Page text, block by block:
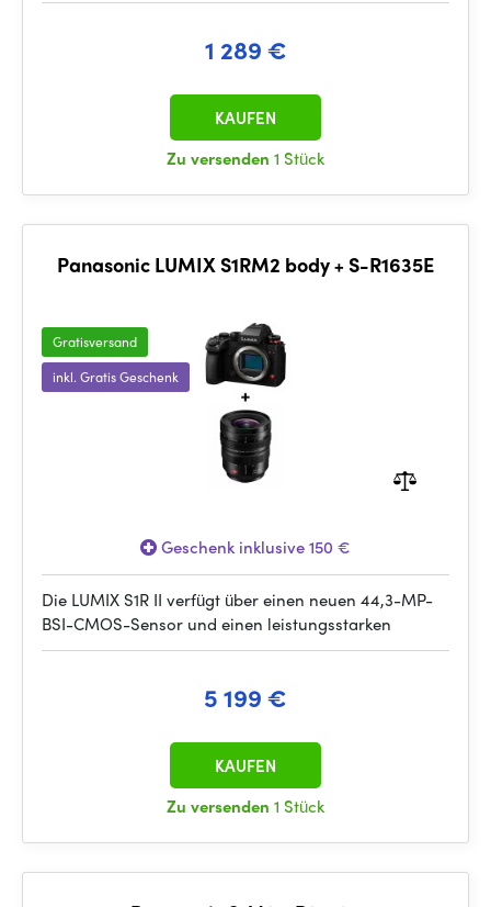
1 289 €
Zu versenden 1 Stück
KAUFEN
Panasonic LUMIX S1RM2 body + S-R1635E
Gratisversand
inkl. Gratis Geschenk
Geschenk inklusive 150 €
Die LUMIX S1R II verfügt über einen neuen 44,3-MP-
BSI-CMOS-Sensor und einen leistungsstarken
5 199 €
Zu versenden 1 Stück
KAUFEN